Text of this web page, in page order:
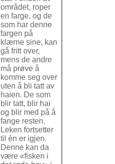
området, roper
en farge, og de
som har denne
fargen på
klærne sine, kan
gå fritt over,
mens de andre
må prøve å
komme seg over
uten å bli tatt av
haien. De som
blir tatt, blir hai
og blir med på å
fange resten.
Leken fortsetter
til èn er igjen.
Denne kan da
være «fisken i